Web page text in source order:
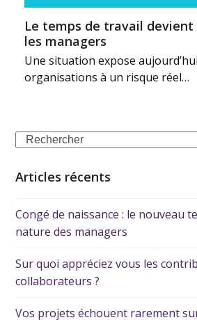
Le temps de travail devient
les managers
Une situation expose
organisations à un risque réel…
Articles récents
Congé de naissance : le nouveau
nature des managers
Sur quoi appréciez vous les
collaborateurs ?
Vos projets échouent rarement